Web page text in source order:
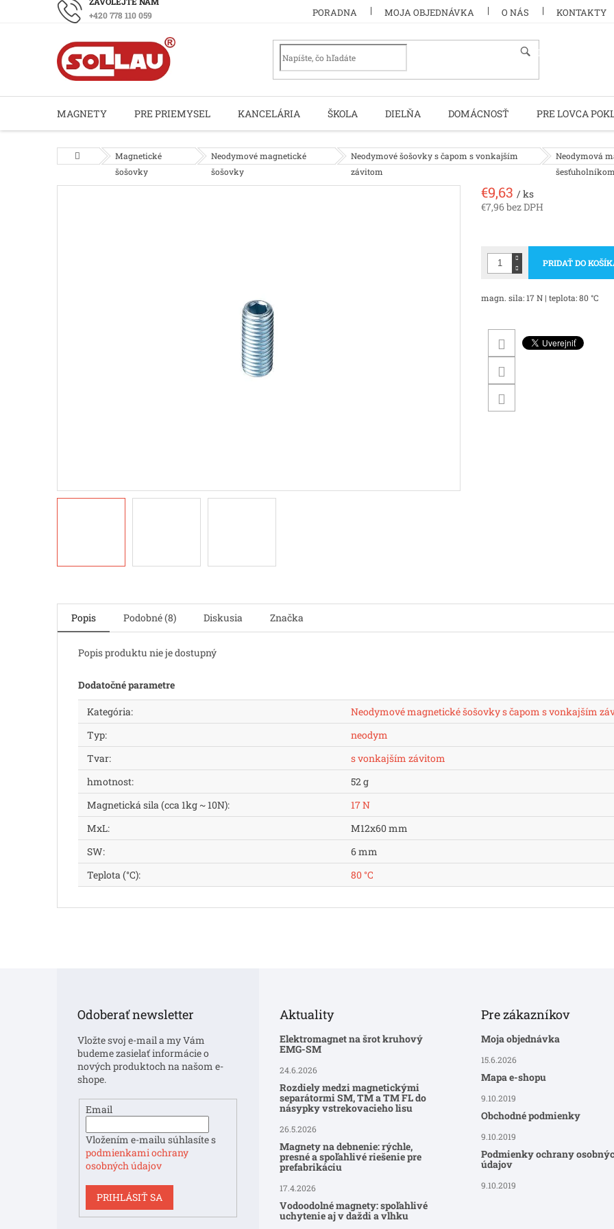
+420 778 110 059 PORADNA MOJA OBJEDNÁVKA O NÁS KONTAKTY
HĽADAŤ
MAGNETY PRE PRIEMYSEL KANCELÁRIA ŠKOLA DIELŇA DOMÁCNOSŤ PRE LOVCA
DomovMagnetické
šošovky
Neodymové magnetické
šošovky
Neodymové šošovky s čapom s vonkajším
závitom
Neodymová
šesťuholníkom
€9,63 / ks
€7,96 bez DPH
PRIDAŤ DO
magn. sila: 17 N | teplota: 80 °C
Popis Podobné (8) Diskusia Značka
Popis produktu nie je dostupný
Dodatočné parametre
Kategória:
Neodymové magnetické šošovky s čapom s vonkajším
Typ:
neodym
Tvar:
s vonkajším závitom
hmotnost:
52 g
Magnetická sila (cca 1kg ~ 10N):
17 N
MxL:
M12x60 mm
SW:
6 mm
Teplota (°C): 80 °C
Odoberať newsletter
Vložte svoj e-mail a my Vám
budeme zasielať informácie o
nových produktoch na našom e-
shope.
Email
Vložením e-mailu súhlasíte s
podmienkami ochrany
osobných údajov
PRIHLÁSIŤ SA
Aktuality
Elektromagnet na šrot kruhový
EMG-SM
24.6.2026
Rozdiely medzi magnetickými
separátormi SM, TM a TM FL do
násypky vstrekovacieho lisu
26.5.2026
Magnety na debnenie: rýchle,
presné a spoľahlivé riešenie pre
prefabrikáciu
17.4.2026
Vodoodolné magnety: spoľahlivé
uchytenie aj v daždi a vlhku
Pre zákazníkov
Moja objednávka
15.6.2026
Mapa e-shopu
9.10.2019
Obchodné podmienky
9.10.2019
Podmienky ochrany
údajov
9.10.2019